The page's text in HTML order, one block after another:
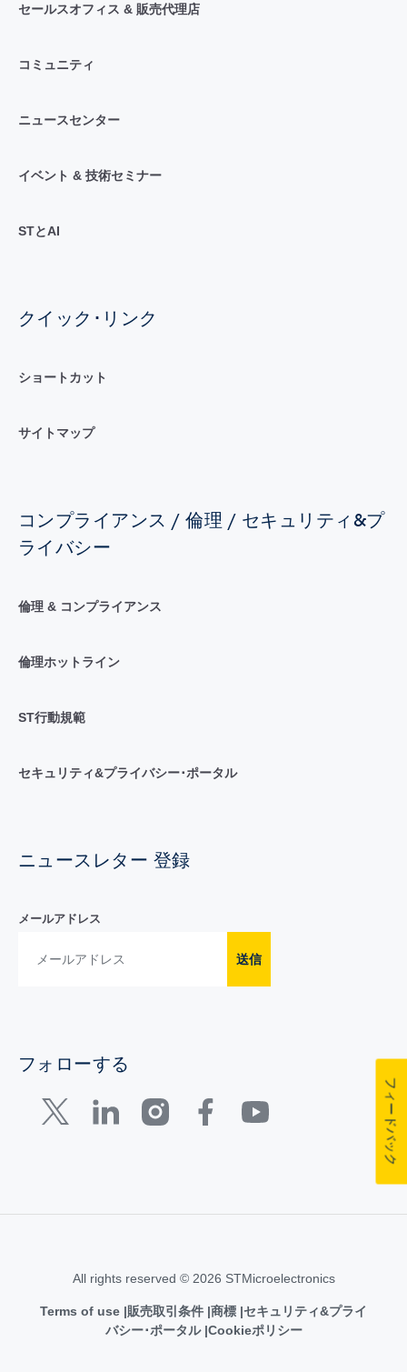
セールスオフィス & 販売代理店
コミュニティ
ニュースセンター
イベント & 技術セミナー
STとAI
クイック･リンク
ショートカット
サイトマップ
コンプライアンス / 倫理 / セキュリティ&プ
ライバシー
倫理 & コンプライアンス
倫理ホットライン
ST行動規範
セキュリティ&プライバシー･ポータル
ニュースレター 登録
メールアドレス
送信
フォローする
All rights reserved © 2026 STMicroelectronics
Terms of use 販売取引条件 商標 セキュリティ&プライ
バシー･ポータル Cookieポリシー
フィードバック